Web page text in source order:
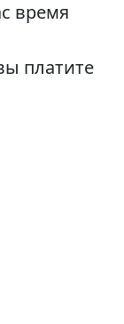
время
платите